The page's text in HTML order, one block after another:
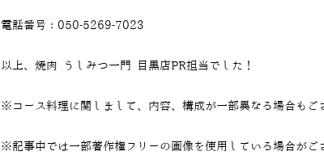
電話番号：050-5269-7023
以上、焼肉 うしみつ一門 目黒店PR担当でした！
※コース料理に関しまして、内容、構成が一部異なる場合もご
※記事中では一部著作権フリーの画像を使用している場合がご